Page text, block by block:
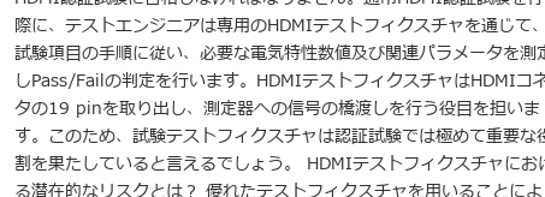
際に、テストエンジニアは専用のHDMIテストフィクスチャを通じて
試験項目の手順に従い、必要な電気特性数値及び関連パラメータを測
しPass/Failの判定を行います。HDMIテストフィクスチャはHDMIコ
タの19 pinを取り出し、測定器への信号の橋渡しを行う役目を担いま
す。このため、試験テストフィクスチャは認証試験では極めて重要な
割を果たしていると言えるでしょう。 HDMIテストフィクスチャにお
る潜在的なリスクとは？ 優れたテストフィクスチャを用いることによ